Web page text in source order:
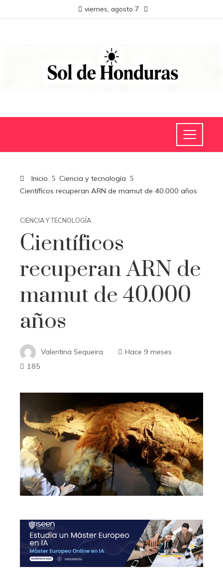
viernes, agosto 7
Inicio
Ciencia y tecnología
Científicos recuperan ARN de mamut de 40.000 años
CIENCIA Y TECNOLOGÍA
Científicos
recuperan ARN de
mamut de 40.000
años
Valentina Sequeira
Hace 9 meses
185